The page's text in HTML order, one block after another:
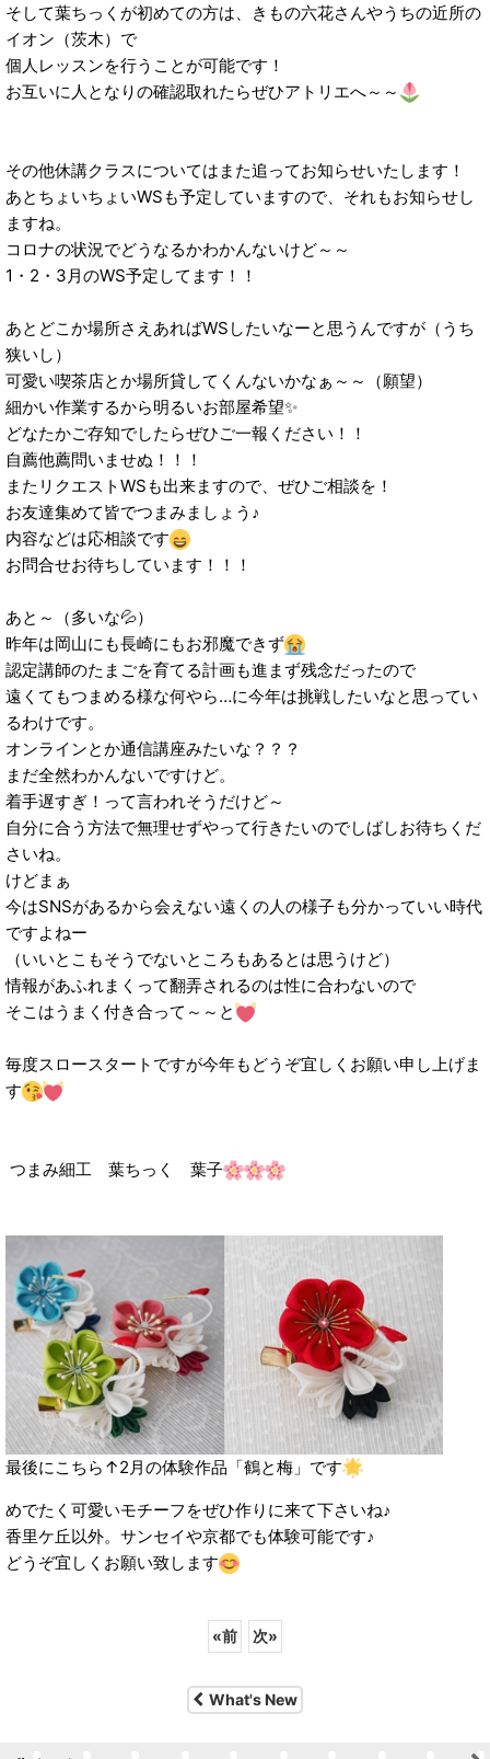
そして葉ちっくが初めての方は、きもの六花さんやうちの近所の
イオン（茨木）で
個人レッスンを行うことが可能です！
お互いに人となりの確認取れたらぜひアトリエへ～～
その他休講クラスについてはまた追ってお知らせいたします！
あとちょいちょいWSも予定していますので、それもお知らせし
ますね。
コロナの状況でどうなるかわかんないけど～～
1・2・3月のWS予定してます！！
あとどこか場所さえあればWSしたいなーと思うんですが（うち
狭いし）
可愛い喫茶店とか場所貸してくんないかなぁ～～（願望）
細かい作業するから明るいお部屋希望✨
どなたかご存知でしたらぜひご一報ください！！
自薦他薦問いませぬ！！！
またリクエストWSも出来ますので、ぜひご相談を！
お友達集めて皆でつまみましょう♪
内容などは応相談です
お問合せお待ちしています！！！
あと～（多いな💦）
昨年は岡山にも長崎にもお邪魔できず
認定講師のたまごを育てる計画も進まず残念だったので
遠くてもつまめる様な何やら…に今年は挑戦したいなと思ってい
るわけです。
オンラインとか通信講座みたいな？？？
まだ全然わかんないですけど。
着手遅すぎ！って言われそうだけど～
自分に合う方法で無理せずやって行きたいのでしばしお待ちくだ
さいね。
けどまぁ
今はSNSがあるから会えない遠くの人の様子も分かっていい時代
ですよねー
（いいとこもそうでないところもあるとは思うけど）
情報があふれまくって翻弄されるのは性に合わないので
そこはうまく付き合って～～と
毎度スロースタートですが今年もどうぞ宜しくお願い申し上げま
す
つまみ細工 葉ちっく 葉子
最後にこちら↑2月の体験作品「鶴と梅」です
めでたく可愛いモチーフをぜひ作りに来て下さいね♪
香里ケ丘以外。サンセイや京都でも体験可能です♪
どうぞ宜しくお願い致します
«前 次»
What's New